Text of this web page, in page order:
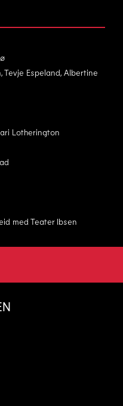
Tevje Espeland, Albertine
Lotherington
med Teater Ibsen